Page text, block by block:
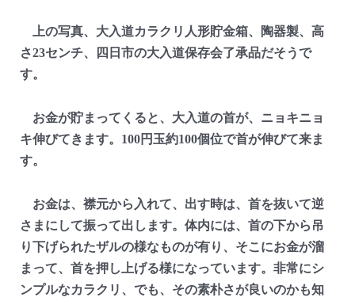
上の写真、大入道カラクリ人形貯金箱、陶器製、高
さ23センチ、四日市の大入道保存会了承品だそうで
す。
お金が貯まってくると、大入道の首が、ニョキニョ
キ伸びてきます。100円玉約100個位で首が伸びて来ま
す。
お金は、襟元から入れて、出す時は、首を抜いて逆
さまにして振って出します。体内には、首の下から吊
り下げられたザルの様なものが有り、そこにお金が溜
まって、首を押し上げる様になっています。非常にシ
ンプルなカラクリ、でも、その素朴さが良いのかも知